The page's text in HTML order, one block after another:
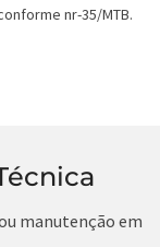
nr-35/MTB.
manutenção em